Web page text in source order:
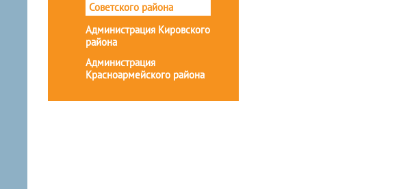
Советского района
Администрация Кировского
района
Администрация
Красноармейского района